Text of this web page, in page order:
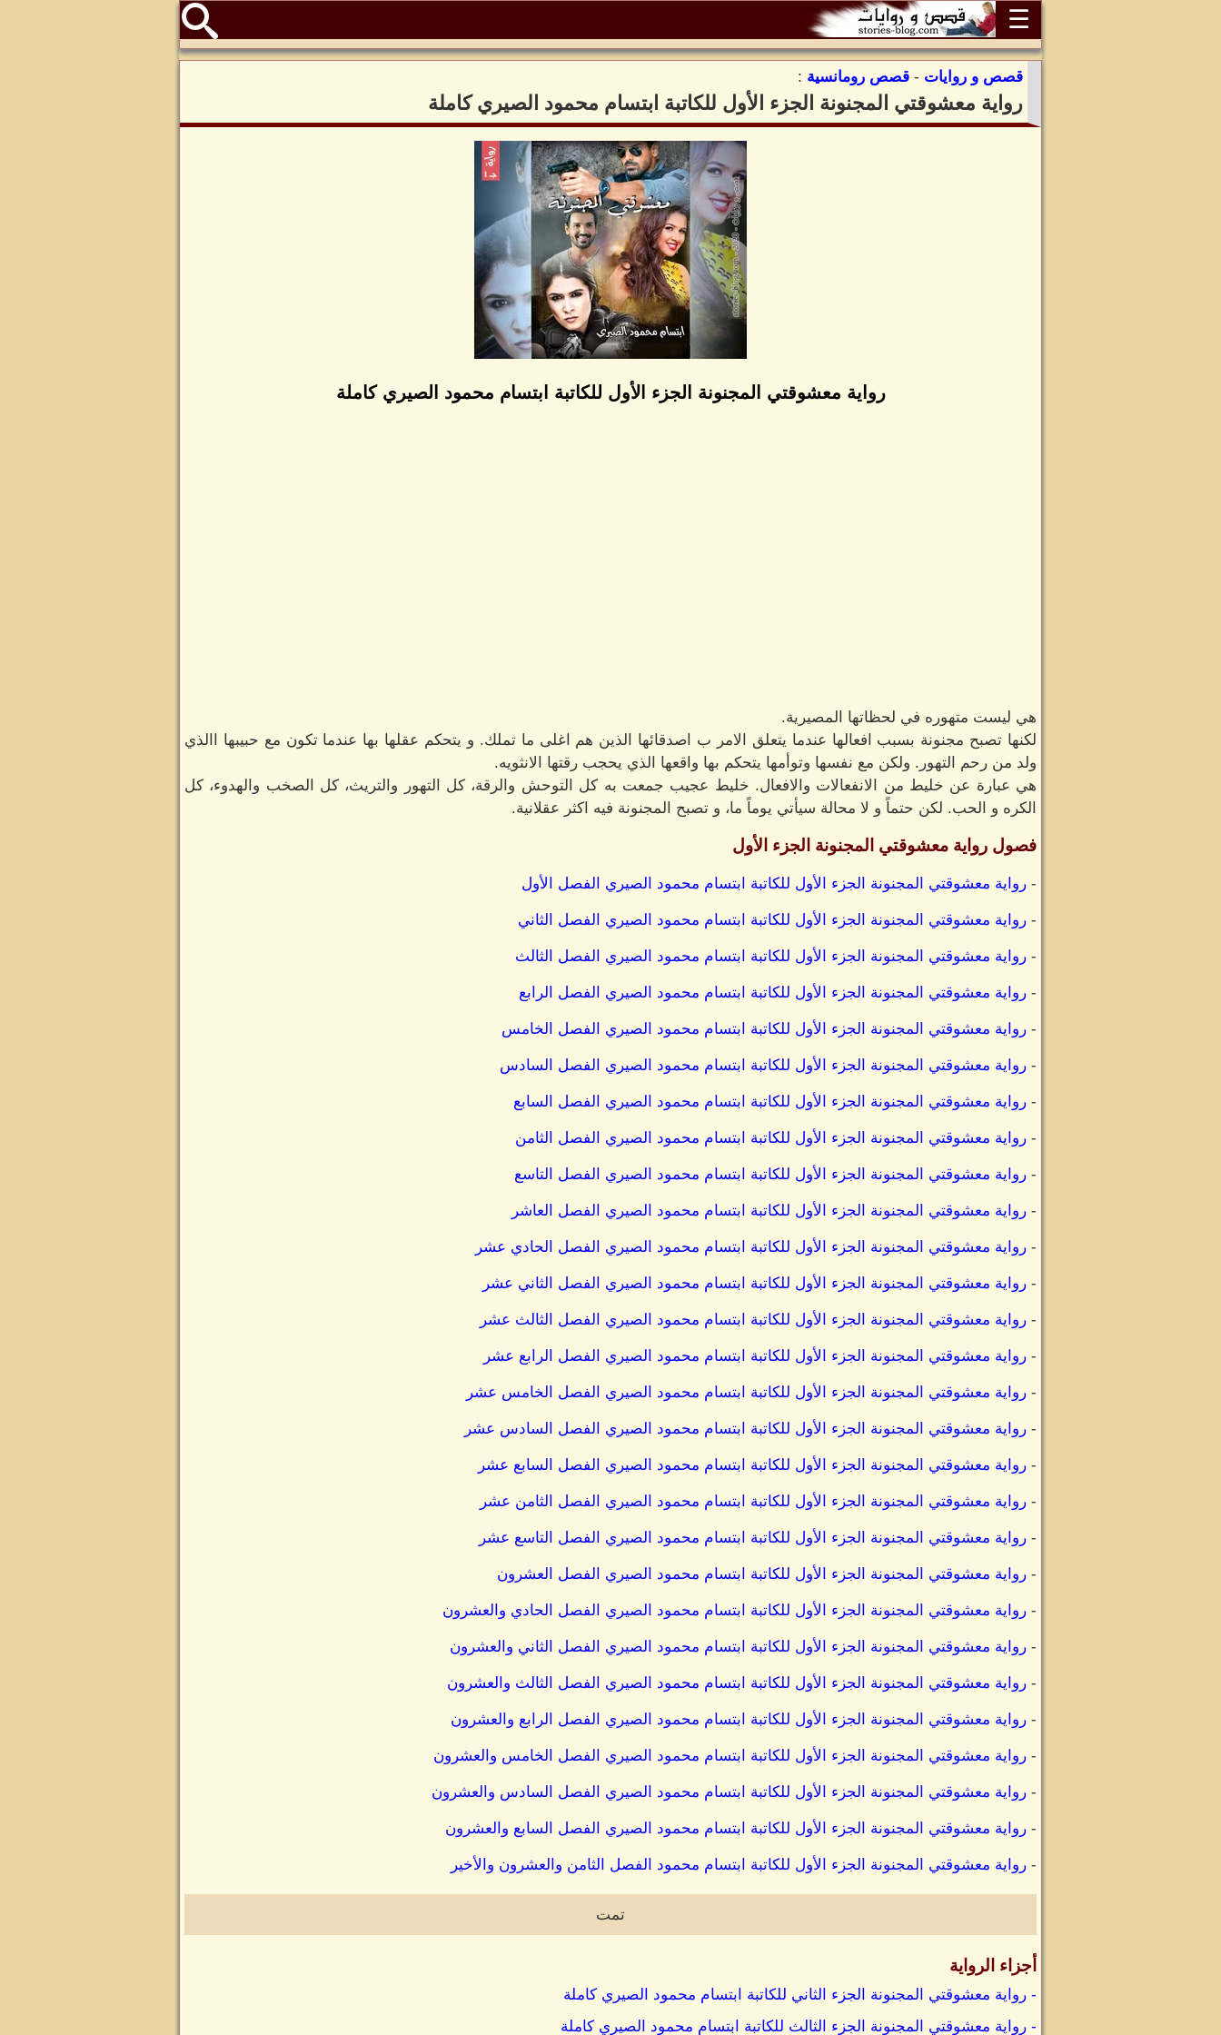
☰
قصص و روايات - قصص رومانسية :
رواية معشوقتي المجنونة الجزء الأول للكاتبة ابتسام محمود الصيري كاملة
رواية معشوقتي المجنونة الجزء الأول للكاتبة ابتسام محمود الصيري كاملة
هي ليست متهوره في لحظاتها المصيرية.
لكنها تصبح مجنونة بسبب افعالها عندما يتعلق الامر ب اصدقائها الذين هم اغلى ما تملك. و يتحكم عقلها بها عندما تكون مع حبيبها االذي
ولد من رحم التهور. ولكن مع نفسها وتوأمها يتحكم بها واقعها الذي يحجب رقتها الانثويه.
هي عبارة عن خليط من الانفعالات والافعال. خليط عجيب جمعت به كل التوحش والرقة، كل التهور والتريث، كل الصخب والهدوء، كل
الكره و الحب. لكن حتماً و لا محالة سيأتي يوماً ما، و تصبح المجنونة فيه اكثر عقلانية.
فصول رواية معشوقتي المجنونة الجزء الأول
- رواية معشوقتي المجنونة الجزء الأول للكاتبة ابتسام محمود الصيري الفصل الأول
- رواية معشوقتي المجنونة الجزء الأول للكاتبة ابتسام محمود الصيري الفصل الثاني
- رواية معشوقتي المجنونة الجزء الأول للكاتبة ابتسام محمود الصيري الفصل الثالث
- رواية معشوقتي المجنونة الجزء الأول للكاتبة ابتسام محمود الصيري الفصل الرابع
- رواية معشوقتي المجنونة الجزء الأول للكاتبة ابتسام محمود الصيري الفصل الخامس
- رواية معشوقتي المجنونة الجزء الأول للكاتبة ابتسام محمود الصيري الفصل السادس
- رواية معشوقتي المجنونة الجزء الأول للكاتبة ابتسام محمود الصيري الفصل السابع
- رواية معشوقتي المجنونة الجزء الأول للكاتبة ابتسام محمود الصيري الفصل الثامن
- رواية معشوقتي المجنونة الجزء الأول للكاتبة ابتسام محمود الصيري الفصل التاسع
- رواية معشوقتي المجنونة الجزء الأول للكاتبة ابتسام محمود الصيري الفصل العاشر
- رواية معشوقتي المجنونة الجزء الأول للكاتبة ابتسام محمود الصيري الفصل الحادي عشر
- رواية معشوقتي المجنونة الجزء الأول للكاتبة ابتسام محمود الصيري الفصل الثاني عشر
- رواية معشوقتي المجنونة الجزء الأول للكاتبة ابتسام محمود الصيري الفصل الثالث عشر
- رواية معشوقتي المجنونة الجزء الأول للكاتبة ابتسام محمود الصيري الفصل الرابع عشر
- رواية معشوقتي المجنونة الجزء الأول للكاتبة ابتسام محمود الصيري الفصل الخامس عشر
- رواية معشوقتي المجنونة الجزء الأول للكاتبة ابتسام محمود الصيري الفصل السادس عشر
- رواية معشوقتي المجنونة الجزء الأول للكاتبة ابتسام محمود الصيري الفصل السابع عشر
- رواية معشوقتي المجنونة الجزء الأول للكاتبة ابتسام محمود الصيري الفصل الثامن عشر
- رواية معشوقتي المجنونة الجزء الأول للكاتبة ابتسام محمود الصيري الفصل التاسع عشر
- رواية معشوقتي المجنونة الجزء الأول للكاتبة ابتسام محمود الصيري الفصل العشرون
- رواية معشوقتي المجنونة الجزء الأول للكاتبة ابتسام محمود الصيري الفصل الحادي والعشرون
- رواية معشوقتي المجنونة الجزء الأول للكاتبة ابتسام محمود الصيري الفصل الثاني والعشرون
- رواية معشوقتي المجنونة الجزء الأول للكاتبة ابتسام محمود الصيري الفصل الثالث والعشرون
- رواية معشوقتي المجنونة الجزء الأول للكاتبة ابتسام محمود الصيري الفصل الرابع والعشرون
- رواية معشوقتي المجنونة الجزء الأول للكاتبة ابتسام محمود الصيري الفصل الخامس والعشرون
- رواية معشوقتي المجنونة الجزء الأول للكاتبة ابتسام محمود الصيري الفصل السادس والعشرون
- رواية معشوقتي المجنونة الجزء الأول للكاتبة ابتسام محمود الصيري الفصل السابع والعشرون
- رواية معشوقتي المجنونة الجزء الأول للكاتبة ابتسام محمود الفصل الثامن والعشرون والأخير
تمت
أجزاء الرواية
- رواية معشوقتي المجنونة الجزء الثاني للكاتبة ابتسام محمود الصيري كاملة
- رواية معشوقتي المجنونة الجزء الثالث للكاتبة ابتسام محمود الصيري كاملة